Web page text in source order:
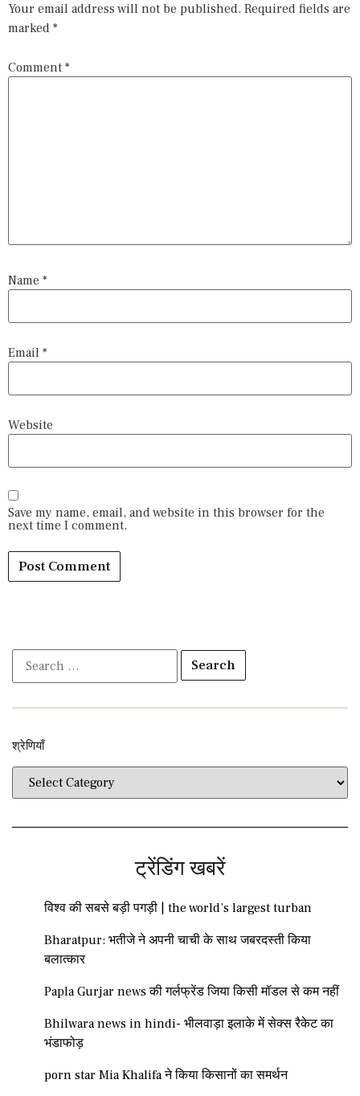
Your email address will not be published. Required fields are
marked *
Comment *
Name *
Email *
Website
Save my name, email, and website in this browser for the
next time I comment.
श्रेणियाँ​​
ट्रेंडिंग खबरें
विश्व की सबसे बड़ी पगड़ी | the world’s largest turban
Bharatpur: भतीजे ने अपनी चाची के साथ जबरदस्ती किया
बलात्कार
Papla Gurjar news की गर्लफ्रेंड जिया किसी मॉडल से कम नहीं
Bhilwara news in hindi- भीलवाड़ा इलाके में सेक्स रैकेट का
भंडाफोड़
porn star Mia Khalifa ने किया किसानों का समर्थन